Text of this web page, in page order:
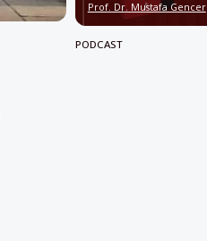
Prof. Dr. Mustafa Gencer
PODCAST